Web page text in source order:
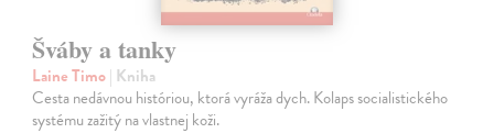
Šváby a tanky
Laine Timo| Kniha
Cesta nedávnou históriou, ktorá vyráža dych. Kolaps socialistického
systému zažitý na vlastnej koži.